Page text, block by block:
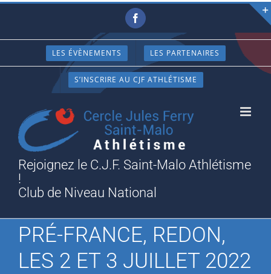
Passer
contenu
Facebook
LES ÉVÈNEMENTS LES PARTENAIRES
S’INSCRIRE AU CJF ATHLÉTISME
Rejoignez le C.J.F. Saint-Malo Athlétisme
!
Club de Niveau National
PRÉ-FRANCE, REDON,
LES 2 ET 3 JUILLET 2022